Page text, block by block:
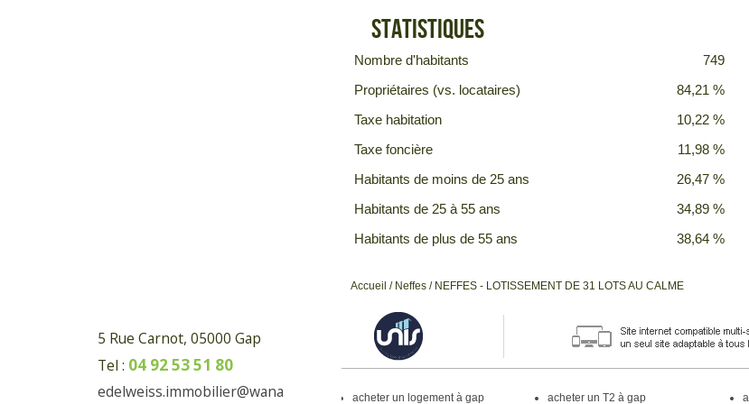
Statistiques
Nombre d'habitants 749
Propriétaires (vs. locataires) 84,21 %
Taxe habitation 10,22 %
Taxe foncière 11,98 %
Habitants de moins de 25 ans 26,47 %
Habitants de 25 à 55 ans 34,89 %
Habitants de plus de 55 ans 38,64 %
Accueil / Neffes/ NEFFES - LOTISSEMENT DE 31 LOTS AU CALME
5 Rue Carnot, 05000 Gap
Tel : 04 92 53 51 80
edelweiss.immobilier@wana
acheter un logement à gap acheter un T2 à gap